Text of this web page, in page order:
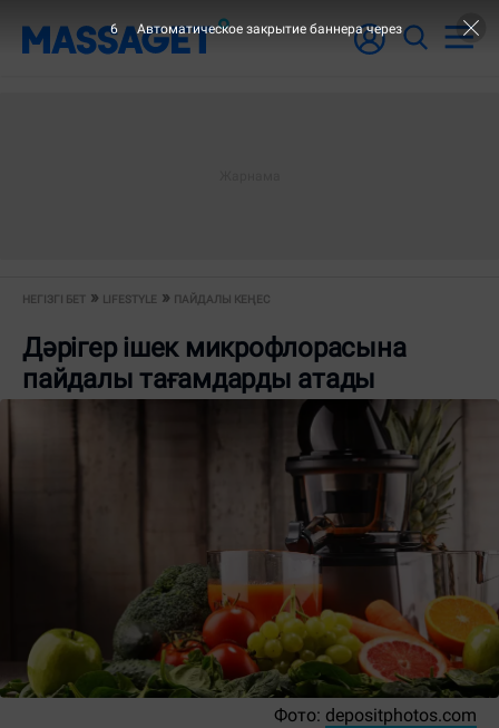
НЕГІЗГІ БЕТ LIFESTYLE ПАЙДАЛЫ КЕҢЕС
Дәрігер ішек микрофлорасына
пайдалы тағамдарды атады
Фото: depositphotos.com
6 Автоматическое закрытие баннера через